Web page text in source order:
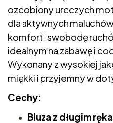
ozdobiony uroczych
dla aktywnych
komfort i swobodę
idealnym na zabawę i
Wykonany z wysokiej
miękki i przyjemny w
Cechy:
Bluza z długim